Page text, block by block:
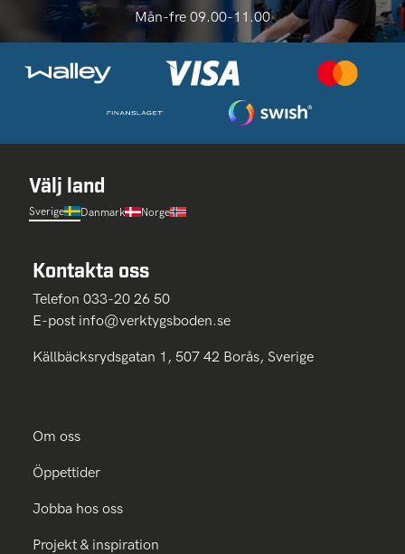
Mån-fre 09.00-11.00
Välj land
Sverige Danmark Norge
Kontakta oss
Telefon 033-20 26 50
E-post info@verktygsboden.se
Källbäcksrydsgatan 1, 507 42 Borås, Sverige
Om oss
Öppettider
Jobba hos oss
Projekt & inspiration